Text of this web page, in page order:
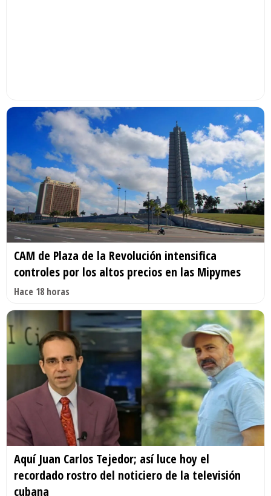
CAM de Plaza de la Revolución intensifica
controles por los altos precios en las Mipymes
Hace 18 horas
Aquí Juan Carlos Tejedor; así luce hoy el
recordado rostro del noticiero de la televisión
cubana